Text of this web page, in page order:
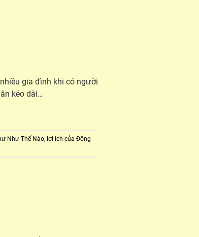
gia đình khi có người
kéo dài…
Như Thế Nào, lợi ích của Đông